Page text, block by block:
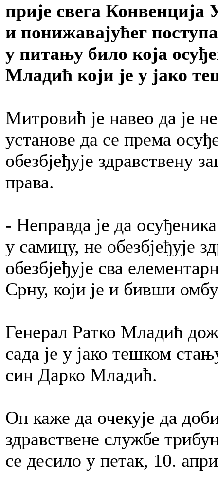
прије свега
и понижавајућег
у питању било која
Младић који је у јако
Митровић је навео да је
установе да се према
обезбјеђује здравствену
права.
- Неправда је да
у самицу, не обезбјеђује
обезбјеђује сва
Срну, који је и бивши
Генерал Ратко Младић
сада је у јако тешком
син Дарко Младић.
Он каже да очекује да
здравствене службе
се десило у петак, 10.